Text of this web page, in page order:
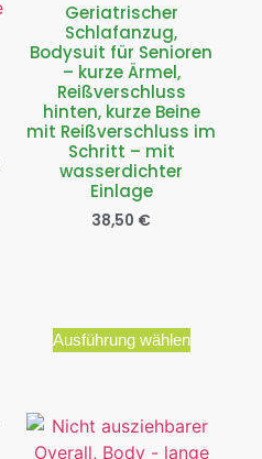
Geriatrischer
Schlafanzug,
Bodysuit für Senioren
– kurze Ärmel,
Reißverschluss
hinten, kurze Beine
mit Reißverschluss im
Schritt – mit
wasserdichter
Einlage
38,50 €
Ausführung wählen